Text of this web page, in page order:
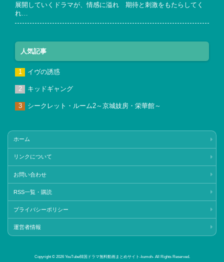
展開していくドラマが、情感に溢れ 期待と刺激をもたらしてく
れ…
人気記事
イヴの誘惑
キッドギャング
シークレット・ルーム2～京城妓房・栄華館～
ホーム
リンクについて
お問い合わせ
RSS一覧・購読
プライバシーポリシー
運営者情報
Copyright © 2026 YouTube韓国ドラマ無料動画まとめサイト‐kumoh‐ All Rights Reserved.